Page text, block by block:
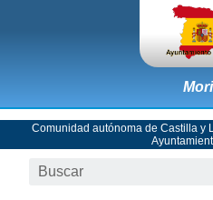
Comunidad autónoma de Castilla y